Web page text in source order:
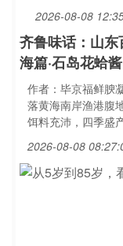
2026-08-08
齐鲁味话：山
海篇·石岛花蛤酱
作者：毕京福鲜腴
落黄海南岸渔港腹
饵料充沛，四季盛
2026-08-08